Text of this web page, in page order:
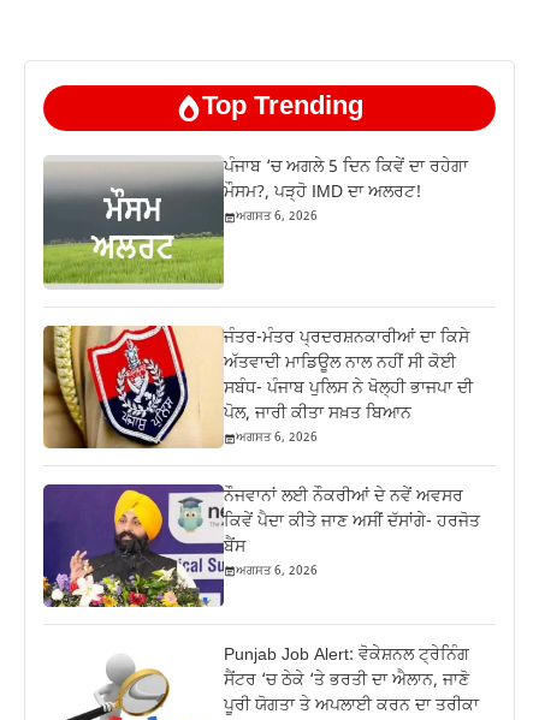
Top Trending
ਪੰਜਾਬ ‘ਚ ਅਗਲੇ 5 ਦਿਨ ਕਿਵੇਂ ਦਾ ਰਹੇਗਾ
ਮੌਸਮ?, ਪੜ੍ਹੋ IMD ਦਾ ਅਲਰਟ!
ਅਗਸਤ 6, 2026
ਜੰਤਰ-ਮੰਤਰ ਪ੍ਰਦਰਸ਼ਨਕਾਰੀਆਂ ਦਾ ਕਿਸੇ
ਅੱਤਵਾਦੀ ਮਾਡਿਊਲ ਨਾਲ ਨਹੀਂ ਸੀ ਕੋਈ
ਸਬੰਧ- ਪੰਜਾਬ ਪੁਲਿਸ ਨੇ ਖੋਲ੍ਹੀ ਭਾਜਪਾ ਦੀ
ਪੋਲ, ਜਾਰੀ ਕੀਤਾ ਸਖ਼ਤ ਬਿਆਨ
ਅਗਸਤ 6, 2026
ਨੌਜਵਾਨਾਂ ਲਈ ਨੌਕਰੀਆਂ ਦੇ ਨਵੇਂ ਅਵਸਰ
ਕਿਵੇਂ ਪੈਦਾ ਕੀਤੇ ਜਾਣ ਅਸੀਂ ਦੱਸਾਂਗੇ- ਹਰਜੋਤ
ਬੈਂਸ
ਅਗਸਤ 6, 2026
Punjab Job Alert: ਵੋਕੇਸ਼ਨਲ ਟ੍ਰੇਨਿੰਗ
ਸੈਂਟਰ ‘ਚ ਠੇਕੇ ‘ਤੇ ਭਰਤੀ ਦਾ ਐਲਾਨ, ਜਾਣੋ
ਪੂਰੀ ਯੋਗਤਾ ਤੇ ਅਪਲਾਈ ਕਰਨ ਦਾ ਤਰੀਕਾ